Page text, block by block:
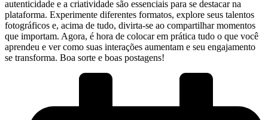
⁤autenticidade⁣ e a criatividade são ⁣essenciais para ‌se destacar na
⁣plataforma. Experimente ‍diferentes⁣ formatos, explore ⁢seus ⁢talentos ​
fotográficos e, acima‌ de​ tudo, divirta-se ​ao compartilhar momentos
que importam. Agora, é hora de ‌colocar em prática tudo ⁣o que⁢ você
aprendeu e‌ ver como‌ suas⁢ interações aumentam e seu engajamento
se transforma.‌ Boa​ sorte⁣ e‌ boas ⁤postagens!